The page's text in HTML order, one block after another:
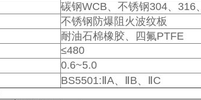
碳钢WCB、不锈钢304、316、
不锈钢防爆阻火波纹板
耐油石棉橡胶、四氟PTFE
≤480
0.6~5.0
BS5501:ⅡA、ⅡB、ⅡC